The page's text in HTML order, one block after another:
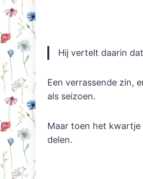
Hij vertelt daarin
Een verrassende zin,
als seizoen.
Maar toen het
delen.